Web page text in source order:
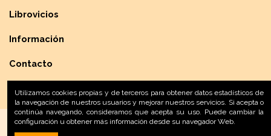
Librovicios
Información
Contacto
Utilizamos cookies propias y de terceros para obtener datos estadísticos de
la navegación de nuestros usuarios y mejorar nuestros servicios. Si acepta o
continúa navegando, consideramos que acepta su uso. Puede cambiar la
configuración u obtener más información desde su navegador Web.